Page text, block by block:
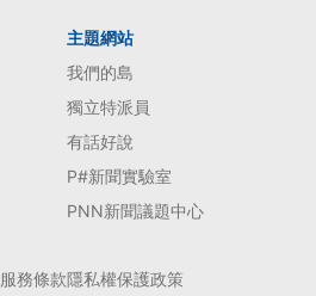
主題網站
我們的島
獨立特派員
有話好說
P#新聞實驗室
PNN新聞議題中心
服務條款隱私權保護政策